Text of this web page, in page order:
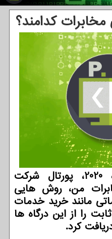
كدامند؟
توسعه دهندگان: درگاه 2020، پورتال شركت
من، روش هایی
مانند خرید خدمات
را از این درگاه ها
كرد.